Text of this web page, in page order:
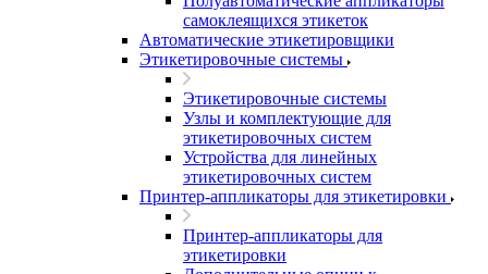
самоклеящихся этикеток
Автоматические этикетировщики
Этикетировочные системы
Этикетировочные системы
Узлы и комплектующие для
этикетировочных систем
Устройства для линейных
этикетировочных систем
Принтер-аппликаторы для этикетировки
Принтер-аппликаторы для
этикетировки